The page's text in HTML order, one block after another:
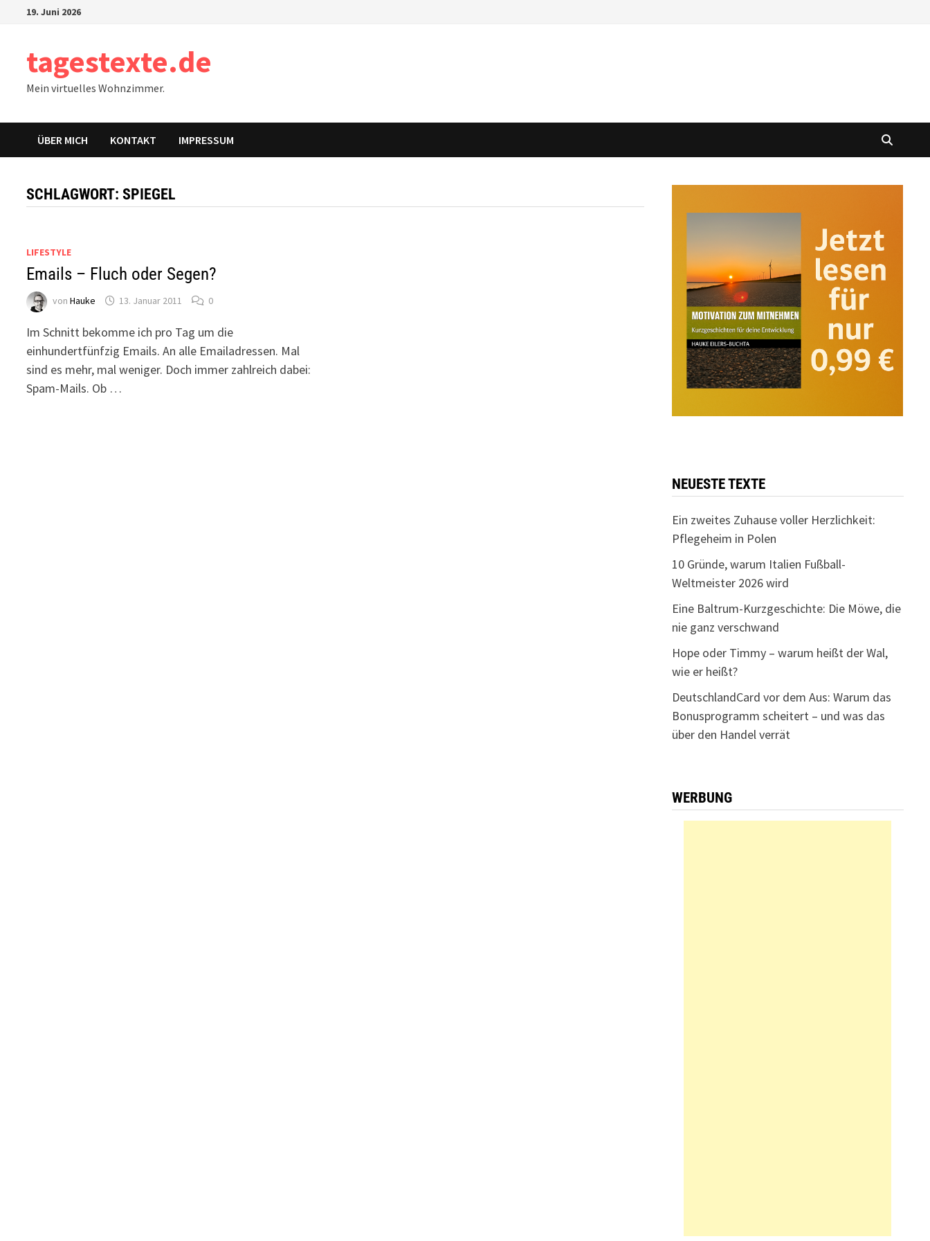
19. Juni 2026
tagestexte.de
Mein virtuelles Wohnzimmer.
ÜBER MICH KONTAKT IMPRESSUM
SCHLAGWORT:SPIEGEL
LIFESTYLE
Emails – Fluch oder Segen?
vonHauke 13. Januar 2011 0
Im Schnitt bekomme ich pro Tag um die
einhundertfünfzig Emails. An alle Emailadressen. Mal
sind es mehr, mal weniger. Doch immer zahlreich dabei:
Spam-Mails. Ob …
NEUESTE TEXTE
Ein zweites Zuhause voller Herzlichkeit:
Pflegeheim in Polen
10 Gründe, warum Italien Fußball-
Weltmeister 2026 wird
Eine Baltrum-Kurzgeschichte: Die Möwe, die
nie ganz verschwand
Hope oder Timmy – warum heißt der Wal,
wie er heißt?
DeutschlandCard vor dem Aus: Warum das
Bonusprogramm scheitert – und was das
über den Handel verrät
WERBUNG